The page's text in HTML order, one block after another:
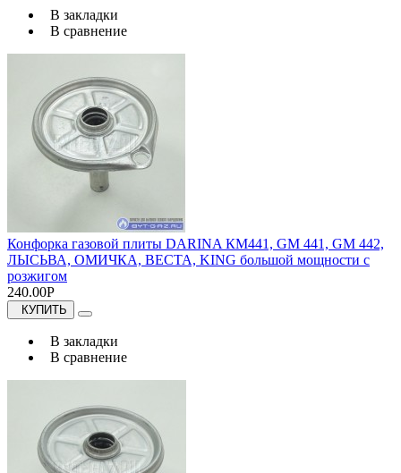
В закладки
В сравнение
Конфорка газовой плиты DARINA КМ441, GM 441, GM 442,
ЛЫСЬВА, ОМИЧКА, ВЕСТА, KING большой мощности с
розжигом
240.00Р
КУПИТЬ
В закладки
В сравнение